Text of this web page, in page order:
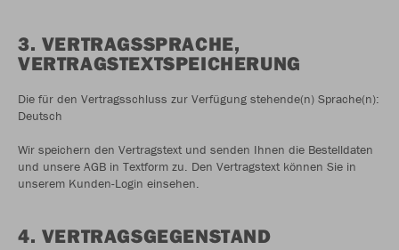
3. VERTRAGSSPRACHE,
VERTRAGSTEXTSPEICHERUNG
Die für den Vertragsschluss zur Verfügung stehende(n) Sprache(n):
Deutsch
Wir speichern den Vertragstext und senden Ihnen die Bestelldaten
und unsere AGB in Textform zu. Den Vertragstext können Sie in
unserem Kunden-Login einsehen.
4. VERTRAGSGEGENSTAND